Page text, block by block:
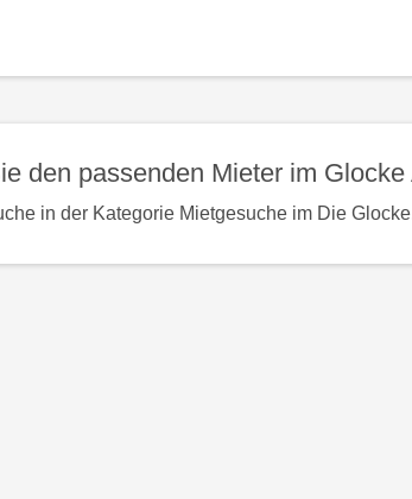
den passenden Mieter im
in der Kategorie Mietgesuche im Die